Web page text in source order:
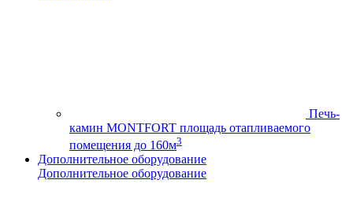
Печь-
камин MONTFORT площадь отапливаемого
помещения до 160м3
Дополнительное оборудование
Дополнительное оборудование